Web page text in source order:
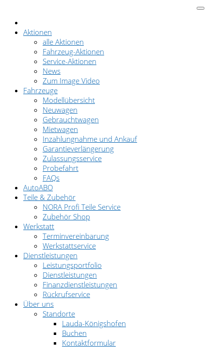
Aktionen
alle Aktionen
Fahrzeug-Aktionen
Service-Aktionen
News
Zum Image Video
Fahrzeuge
Modellübersicht
Neuwagen
Gebrauchtwagen
Mietwagen
Inzahlungnahme und Ankauf
Garantieverlängerung
Zulassungsservice
Probefahrt
FAQs
AutoABO
Teile & Zubehör
NORA Profi Teile Service
Zubehör Shop
Werkstatt
Terminvereinbarung
Werkstattservice
Dienstleistungen
Leistungsportfolio
Dienstleistungen
Finanzdienstleistungen
Rückrufservice
Über uns
Standorte
Lauda-Königshofen
Buchen
Kontaktformular